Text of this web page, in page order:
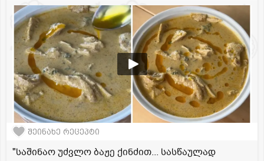
შეინახე რეცეპტი
"საშინაო უძვლო ბაჟე ქინძით... სასწაულად